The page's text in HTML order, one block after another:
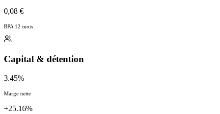
0,08 €
BPA 12 mois
Capital & détention
3.45%
Marge nette
+25.16%